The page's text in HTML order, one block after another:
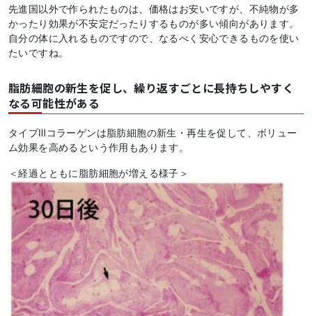
先進国以外で作られたものは、価格はお安いですが、不純物が多
かったり効果が不安定だったりするものが多い傾向があります。
自分の体に入れるものですので、なるべく安心できるものを使い
たいですね。
脂肪細胞の新生を促し、繰り返すごとに長持ちしやすく
なる可能性がある
タイプⅢコラーゲンは脂肪細胞の新生・再生を促して、ボリュー
ム効果を高めるという作用もあります。
＜経過とともに脂肪細胞が増える様子＞